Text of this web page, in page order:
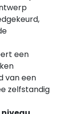
een
van een
zelfstandig